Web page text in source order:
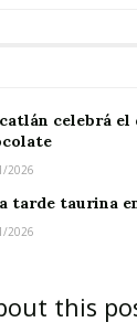
celebrá el
2026
tarde taurina
2026
this